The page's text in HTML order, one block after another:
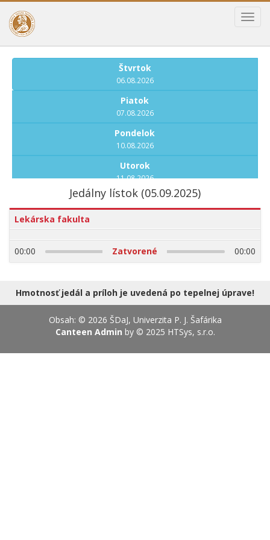
Štvrtok
06.08.2026
Piatok
07.08.2026
Pondelok
10.08.2026
Utorok
11.08.2026
Streda
12.08.2026
Štvrtok
13.08.2026
Piatok
Jedálny lístok (05.09.2025)
Lekárska fakulta
00:00 Zatvorené 00:00
Hmotnosť jedál a príloh je uvedená po tepelnej úprave!
Obsah: © 2026 ŠDaJ, Univerzita P. J. Šafárika
Canteen Admin by © 2025 HTSys, s.r.o.